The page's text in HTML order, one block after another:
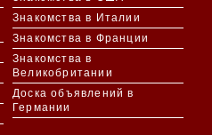
Знакомства в Италии
Знакомства в Франции
Знакомства в
Великобритании
Доска объявлений в
Германии